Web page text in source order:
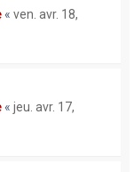
« ven. avr. 18,
« jeu. avr. 17,